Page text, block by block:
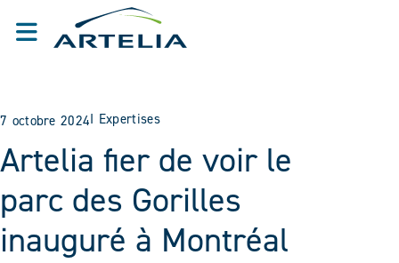
7 octobre 2024I Expertises
Artelia fier de voir le
parc des Gorilles
inauguré à Montréal